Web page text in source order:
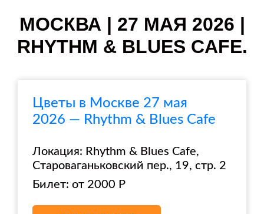
МОСКВА | 27 МАЯ 2026 |
RHYTHM & BLUES CAFE.
Цветы в Москве 27 мая
2026 — Rhythm & Blues Cafe
Локация: Rhythm & Blues Cafe,
Староваганьковский пер., 19, стр. 2
Билет: от 2000 Р